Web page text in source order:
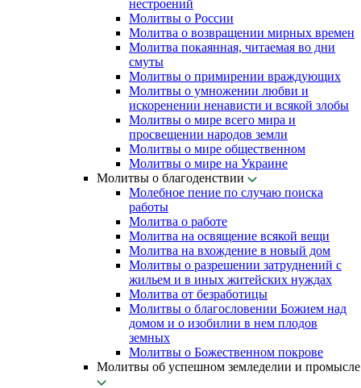
нестроений
Молитвы о России
Молитва о возвращении мирных времен
Молитва покаянная, читаемая во дни
смуты
Молитвы о примирении враждующих
Молитвы о умножении любви и
искоренении ненависти и всякой злобы
Молитвы о мире всего мира и
просвещении народов земли
Молитвы о мире общественном
Молитвы о мире на Украине
Молитвы о благоденствии
Молебное пение по случаю поиска
работы
Молитва о работе
Молитва на освящение всякой вещи
Молитва на вхождение в новый дом
Молитвы о разрешении затруднений с
жильем и в иных житейских нуждах
Молитва от безработицы
Молитвы о благословении Божием над
домом и о изобилии в нем плодов
земных
Молитвы о Божественном покрове
Молитвы об успешном земледелии и промысле